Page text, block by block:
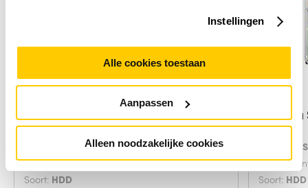
Instellingen
Alle cookies toestaan
Aanpassen
Alleen noodzakelijke cookies
Toshiba S300 Surveillance interne
harde
HDD capaciteit:4000 GB
Component voor:Bewakingssysteem
Soort: HDD
6 TB
Interface:
Soort: HDD